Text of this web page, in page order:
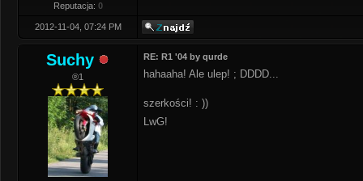
Reputacja: 0
2012-11-04, 07:24 PM
Suchy
®1
RE: R1 '04 by qurde
hahaaha! Ale ulep! ; DDDD...
szerkości! : ))
LwG!